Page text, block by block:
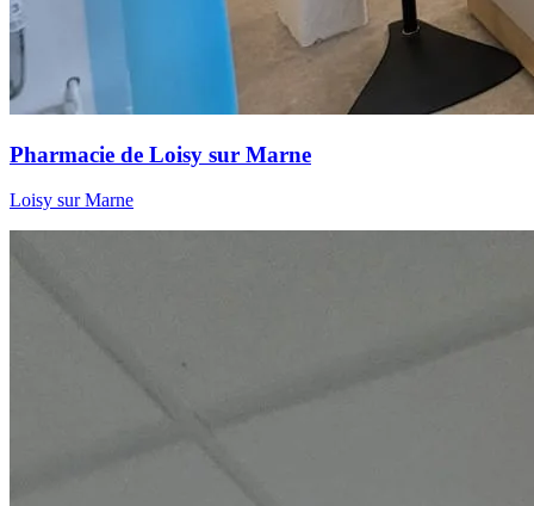
Pharmacie de Loisy sur Marne
Loisy sur Marne